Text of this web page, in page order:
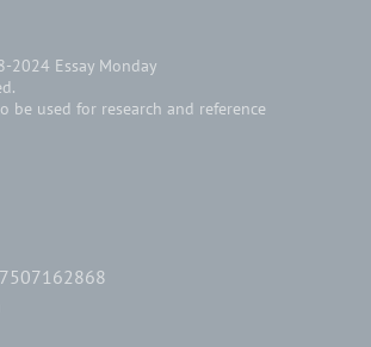
2024 Essay Monday
be used for research and reference